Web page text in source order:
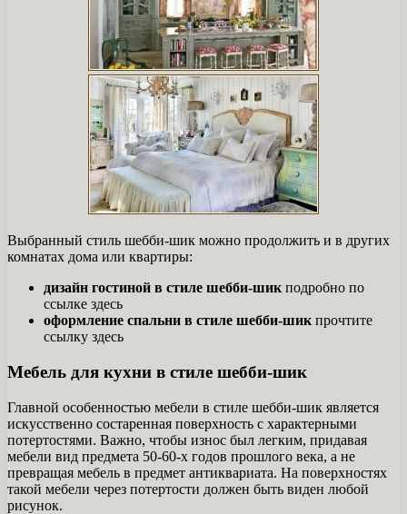
Выбранный стиль шебби-шик можно продолжить и в других
комнатах дома или квартиры:
дизайн гостиной в стиле шебби-шик подробно по
ссылке здесь
оформление спальни в стиле шебби-шик прочтите
ссылку здесь
Мебель для кухни в стиле шебби-шик
Главной особенностью мебели в стиле шебби-шик является
искусственно состаренная поверхность с характерными
потертостями. Важно, чтобы износ был легким, придавая
мебели вид предмета 50-60-х годов прошлого века, а не
превращая мебель в предмет антиквариата. На поверхностях
такой мебели через потертости должен быть виден любой
рисунок.